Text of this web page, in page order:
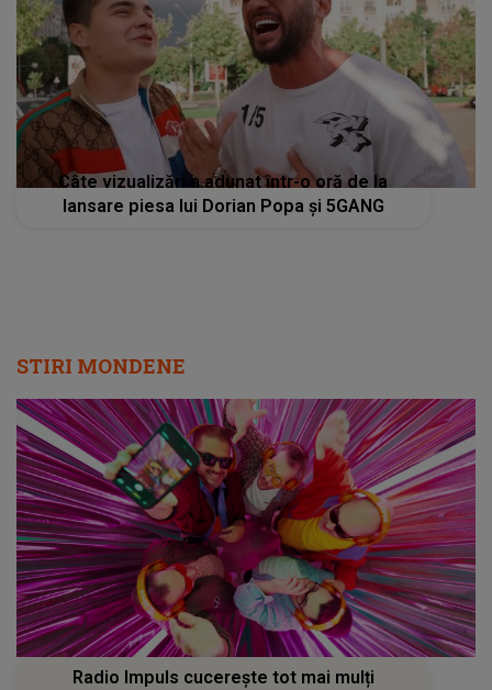
Câte vizualizări a adunat într-o oră de la
lansare piesa lui Dorian Popa şi 5GANG
STIRI MONDENE
Radio Impuls cucerește tot mai mulți